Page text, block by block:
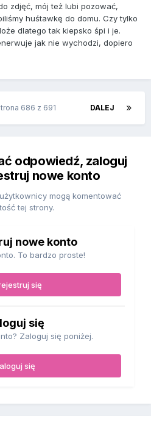
zdjęć, mój też lubi pozować,
huśtawkę do domu. Czy tylko
dlatego tak kiepsko śpi i je.
jak nie wychodzi, dopiero
DALEJ
686 z 691
odpowiedź, zaloguj
nowe konto
mogą komentować
tej strony.
nowe konto
To bardzo proste!
się
się
Zaloguj się poniżej.
się